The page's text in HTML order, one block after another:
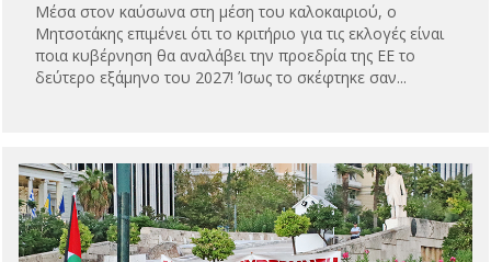
Μέσα στον καύσωνα στη μέση του καλοκαιριού, ο
Μητσοτάκης επιμένει ότι το κριτήριο για τις εκλογές είναι
ποια κυβέρνηση θα αναλάβει την προεδρία της ΕΕ το
δεύτερο εξάμηνο του 2027! Ίσως το σκέφτηκε σαν...